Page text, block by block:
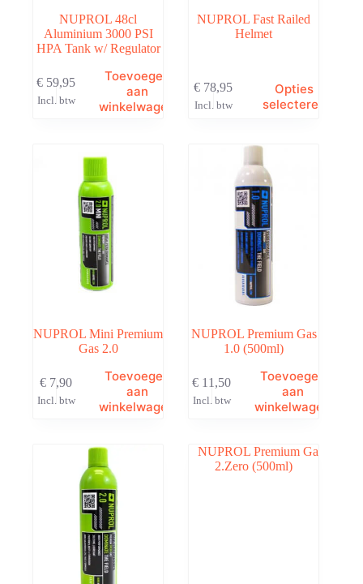
NUPROL 48cl
Aluminium 3000 PSI
HPA Tank w/ Regulator
€ 59,95
Incl. btw
Toevoegen
aan
winkelwagen
NUPROL Fast Railed
Helmet
€ 78,95
Incl. btw
Opties
selecteren
product
heeft
productpagina
NUPROL Mini Premium
Gas 2.0
€ 7,90
Incl. btw
Toevoegen
aan
winkelwagen
NUPROL Premium Gas
1.0 (500ml)
€ 11,50
Incl. btw
Toevoegen
aan
winkelwagen